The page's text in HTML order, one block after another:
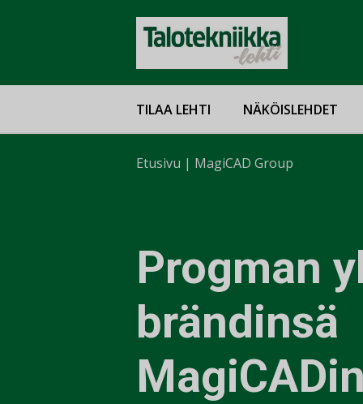
TILAA LEHTI NÄKÖISLEHDET
Etusivu | MagiCAD Group
Progman
brändinsä